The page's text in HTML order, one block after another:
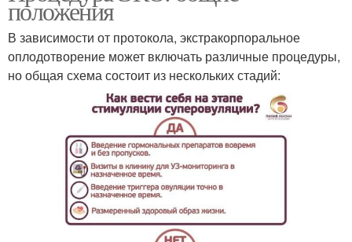
положения
В зависимости от протокола, экстракорпоральное
оплодотворение может включать различные процедуры,
но общая схема состоит из нескольких стадий: